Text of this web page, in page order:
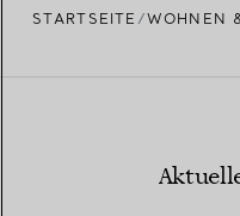
STARTSEITE WOHNEN